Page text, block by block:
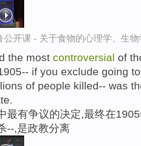
公开课 - 关于食物的心理学、生
the most controversial of
if you exclude going
of people killed-- was
最有争议的决定,最终在
--,是政教分离